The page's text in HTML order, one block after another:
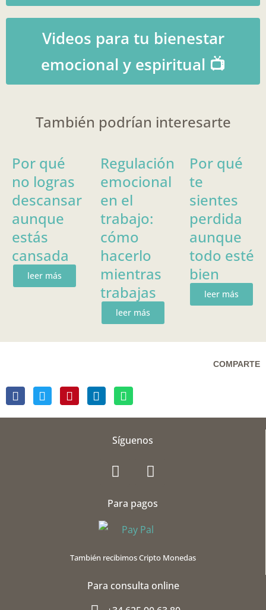
Videos para tu bienestar
emocional y espiritual 📺
También podrían interesarte
Por qué
no logras
descansar
aunque
estás
cansada
leer más
Regulación
emocional
en el
trabajo:
cómo
hacerlo
mientras
trabajas
leer más
Por qué
te
sientes
perdida
aunque
todo esté
bien
leer más
COMPARTE
Síguenos
F
a
e
b
o
o
k
G
o
g
l
e
-
p
l
Para pagos
También recibimos Cripto Monedas
Para consulta online